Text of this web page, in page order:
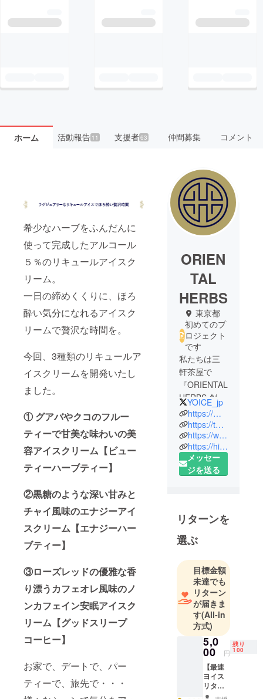
ホーム 活動報告11 支援者63 仲間募集 コメント
希少なハーブをふんだんに
使って完成したアルコール
５％のリキュールアイスク
リーム。
一日の締めくくりに、ほろ
酔い気分になれるアイスク
リームで贅沢な時間を。
今回、3種類のリキュールア
イスクリームを開発いたし
ました。
① グアバやクコのフルー
ティーで甘美な味わいの美
容アイスクリーム【ビュー
ティーハーブティー】
②黒糖のような深い甘みと
チャイ風味のエナジーアイ
スクリーム【エナジーハー
ブティー】
③ローズレッドの優雅な香
り漂うカフェオレ風味のノ
ンカフェイン安眠アイスク
リーム【グッドスリープ
コーヒー】
お家で、デートで、パー
ティーで、旅先で・・・
ORIEN
TAL
HERBS
東京都
初めてのプ
ロジェクト
です
私たちは三
軒茶屋で
『ORIENTAL
HERBS 創作
料理とハー
ブ酒 Trad
Gras』とい
う飲食店を
運営してい
ます。ハー
楽しんで頂
けるお店で
す。カクテ
味わいの100
種類の豊富
なハーブ酒
は、健康や
美容をコン
セプトに、
リラックス
して頂くよ
うなもの、
デトックス
できるもの
YOICE_jp
https://mebio.tokyo/
https://tabelog.com/tokyo/A1317/A131706/13223794/
https://www.instagram.com/tradgras/
https://hitohi.tokyo/
メッセー
ジを送る
リターンを
選ぶ
目標金額
未達でも
リターン
が届きま
す(All-in
方式)
5,0
00 円
残り
100
【最速
ヨイス
リター
ン】限